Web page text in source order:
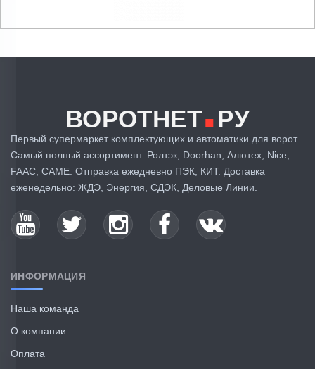
ВОРОТНЕТ.РУ
Первый супермаркет комплектующих и автоматики для ворот.
Самый полный ассортимент. Ролтэк, Doorhan, Алютех, Nice,
FAAC, CAME. Отправка ежедневно ПЭК, КИТ. Доставка
еженедельно: ЖДЭ, Энергия, СДЭК, Деловые Линии.
ИНФОРМАЦИЯ
Наша команда
О компании
Оплата